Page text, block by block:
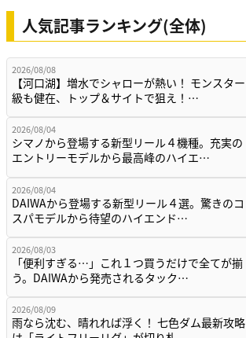
人気記事ランキング(全体)
2026/08/08
【河口湖】増水でシャローが熱い！ モンスター
級も健在、トップ＆サイトで狙え！…
2026/08/04
シマノから登場する新型リール４機種。充実の
エントリーモデルから最高峰のハイエ…
2026/08/04
DAIWAから登場する新型リール４選。驚きのコ
スパモデルから待望のハイエンド…
2026/08/03
「便利すぎる…」これ１つ買うだけで全てが揃
う。DAIWAから発売されるタック…
2026/08/09
雨なら沈む、晴れれば浮く！ 七色ダム最新攻略